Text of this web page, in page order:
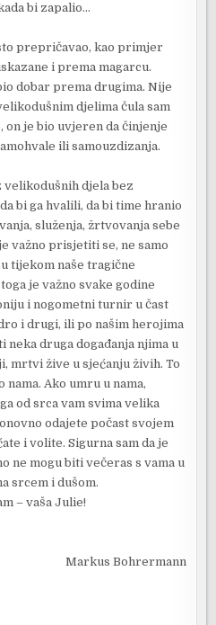
bi zapalio…
prepričavao, kao primjer
i prema magarcu.
dobar prema drugima. Nije
djelima čula sam
je bio uvjeren da činjenje
ili samouzdizanja.
velikodušnih djela bez
bi ga hvalili, da bi time hranio
služenja, žrtvovanja sebe
važno prisjetiti se, ne samo
tijekom naše tragične
je važno svake godine
i nogometni turnir u čast
i drugi, ili po našim herojima
druga događanja njima u
mrtvi žive u sjećanju živih. To
nama. Ako umru u nama,
od srca vam svima velika
odajete počast svojem
i volite. Sigurna sam da je
ne mogu biti večeras s vama u
srcem i dušom.
– vaša Julie!
Markus Bohrermann